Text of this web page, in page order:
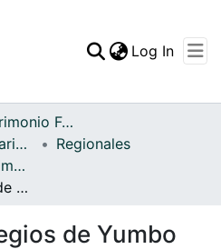
Statistics
Log In
Archivo del Patrimonio Fotográfico y Fílmico del Valle del Cauca
Fondo Fotográfico Diario Occidente
Regionales
FFDO - Yumbo - Patrimonial
Escuelas y Colegios de Yumbo
de Yumbo